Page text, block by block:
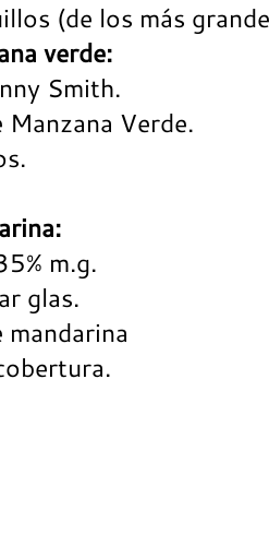
(de los más
verde:
Smith.
Manzana Verde.
m.g.
glas.
mandarina